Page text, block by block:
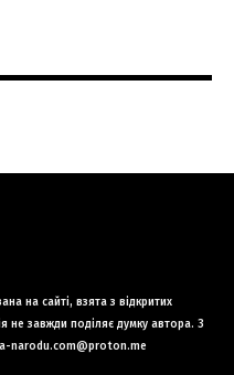
на сайті, взята з відкритих
не завжди поділяє думку автора. З
narodu.com@proton.me